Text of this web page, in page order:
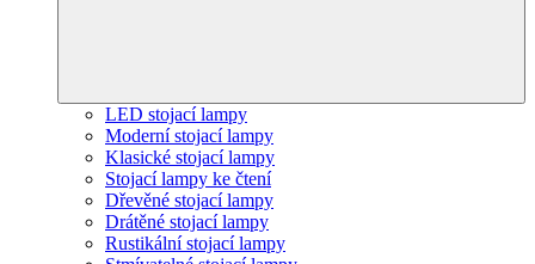
LED stojací lampy
Moderní stojací lampy
Klasické stojací lampy
Stojací lampy ke čtení
Dřevěné stojací lampy
Drátěné stojací lampy
Rustikální stojací lampy